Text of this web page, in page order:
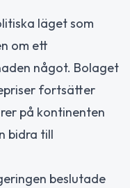
läget som
om ett
något. Bolaget
fortsätter
på kontinenten
bidra till
beslutade